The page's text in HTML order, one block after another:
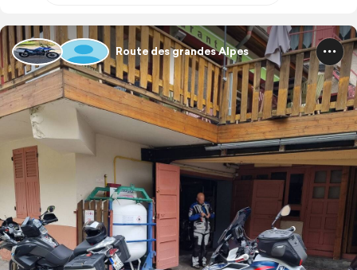
Route des grandes Alpes